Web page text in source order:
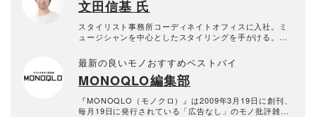
文田信基 氏
スタイリスト事務所コーディネイトオフィスに入社。ミ
ュージシャンを中心としたスタイリングを手がける。並
魅了され、写真も始める。フォトオフィスGRIDにてフォ
トグラファー兼スタイリストとして勤務。以降スタイリ
ングのできるフォトグラファーとして活動。動画も撮影
から編集まで対応できます。
最新の良いモノおすすめベストバイ
MONOQLO編集部
『MONOQLO（モノクロ）』は2009年3月19日に創刊、
毎月19日に発行されている「広告なし」のモノ批評雑誌